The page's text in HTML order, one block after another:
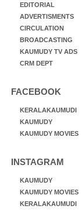
EDITORIAL
ADVERTISMENTS
CIRCULATION
BROADCASTING
KAUMUDY TV ADS
CRM DEPT
FACEBOOK
KERALAKAUMUDI
KAUMUDY
KAUMUDY MOVIES
INSTAGRAM
KAUMUDY
KAUMUDY MOVIES
KERALAKAUMUDI